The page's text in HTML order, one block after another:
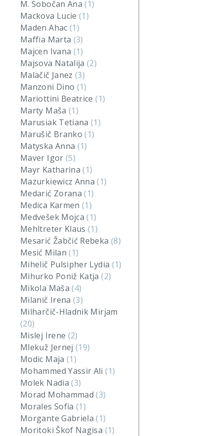
M. Sobočan Ana(1)
Mackova Lucie(1)
Maden Ahac (1)
Maffia Marta (3)
Majcen Ivana (1)
Majsova Natalija(2)
Malačič Janez(3)
Manzoni Dino (1)
Mariottini Beatrice(1)
Marty Maša (1)
Marusiak Tetiana(1)
Marušič Branko(1)
Matyska Anna (1)
Maver Igor (5)
Mayr Katharina(1)
Mazurkiewicz Anna(1)
Medarić Zorana(1)
Medica Karmen(1)
Medvešek Mojca(1)
Mehltreter Klaus(1)
Mesarić Žabčić Rebeka (8)
Mesić Milan(1)
Mihelič Pulsipher Lydia (1)
Mihurko Poniž Katja(2)
Mikola Maša(4)
Milanič Irena(3)
Milharčič-Hladnik Mirjam
(20)
Mislej Irene (2)
Mlekuž Jernej(19)
Modic Maja (1)
Mohammed Yassir Ali(1)
Molek Nadia(3)
Morad Mohammad(3)
Morales Sofia(1)
Morgante Gabriela(1)
Moritoki Škof Nagisa (1)